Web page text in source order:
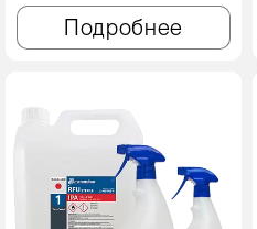
Подробнее